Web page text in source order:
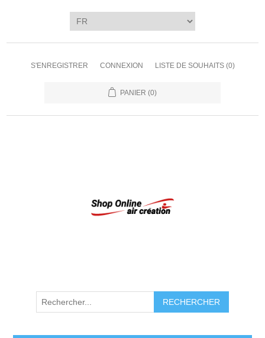
S'ENREGISTRER CONNEXION LISTE DE SOUHAITS (0)
PANIER (0)
RECHERCHER